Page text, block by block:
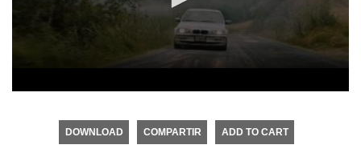
seconds
DOWNLOAD COMPARTIR ADD TO CART